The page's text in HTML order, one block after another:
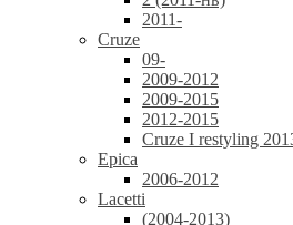
2011-
Cruze
09-
2009-2012
2009-2015
2012-2015
Cruze I restyling
Epica
2006-2012
Lacetti
(2004-2013)